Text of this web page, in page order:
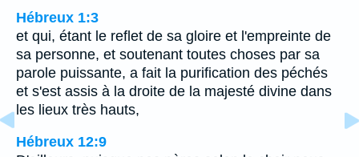
Hébreux 1:3
et qui, étant le reflet de sa gloire et l'empreinte de
sa personne, et soutenant toutes choses par sa
parole puissante, a fait la purification des péchés
et s'est assis à la droite de la majesté divine dans
les lieux très hauts,
Hébreux 12:9